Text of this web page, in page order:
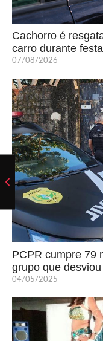
Cachorro é
carro durante
07/08/2026
PCPR cumpre 79
grupo que
04/05/2025